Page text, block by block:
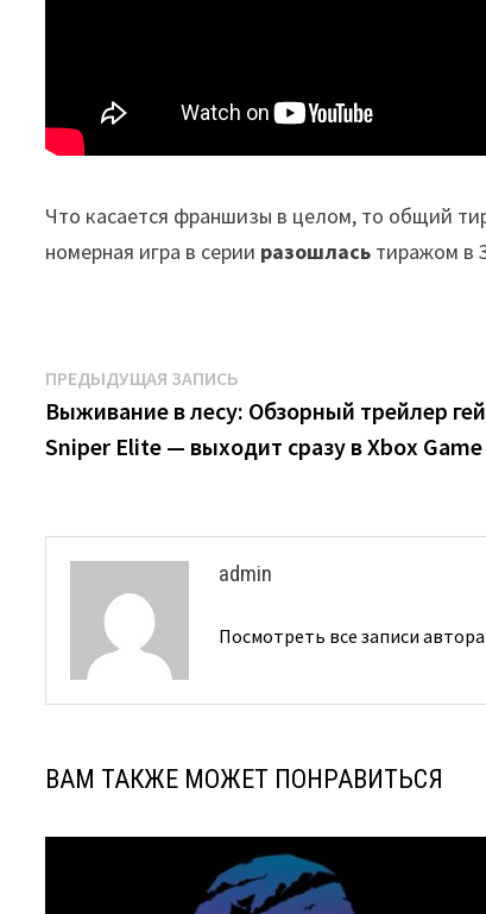
Что касается франшизы в целом, то общий
номерная игра в серии разошлась тиражом в
Навигация
по
записям
ПРЕДЫДУЩАЯ ЗАПИСЬ
запись:
Выживание в лесу: Обзорный трейлер
Sniper Elite — выходит сразу в Xbox Game
admin
Посмотреть все записи
ВАМ ТАКЖЕ МОЖЕТ ПОНРАВИТЬСЯ